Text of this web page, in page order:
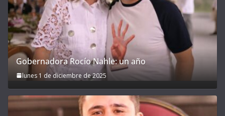
Gobernadora Rocío Nahle: un año
lunes 1 de diciembre de 2025